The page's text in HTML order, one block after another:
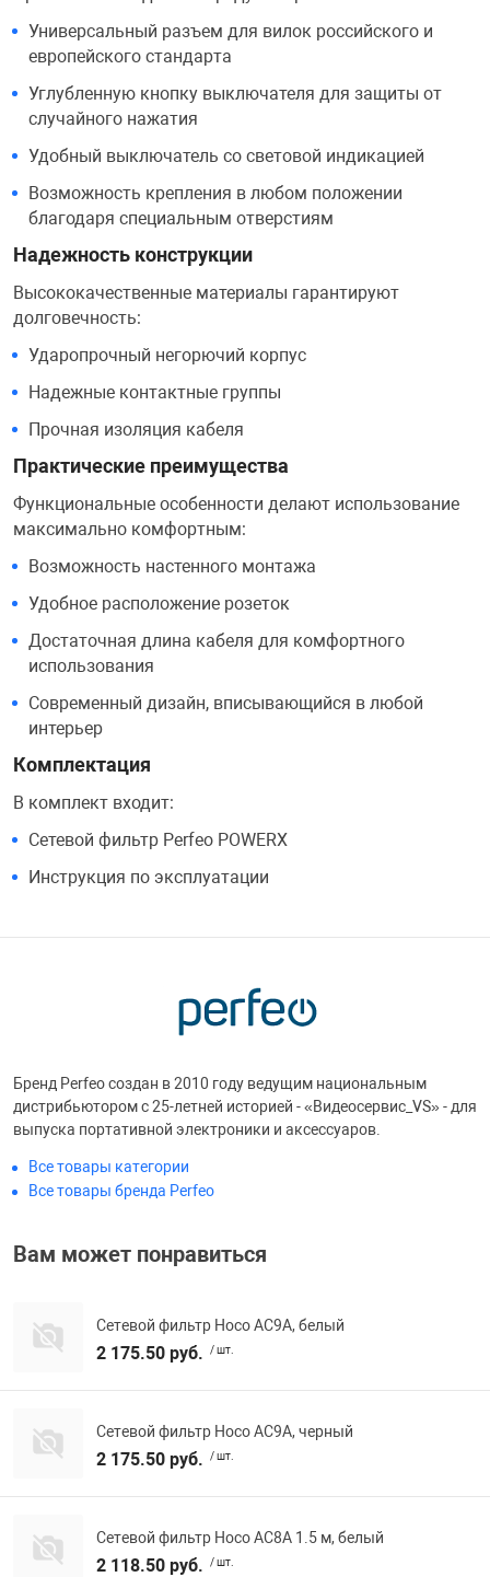
Чехлы для
Развивающие
Универсальный разъем для вилок российского и
европейского стандарта
Углубленную кнопку выключателя для защиты от
случайного нажатия
Удобный выключатель со световой индикацией
Возможность крепления в любом положении
благодаря специальным отверстиям
Надежность конструкции
Высококачественные материалы гарантируют
долговечность:
Ударопрочный негорючий корпус
Надежные контактные группы
Прочная изоляция кабеля
Практические преимущества
Функциональные особенности делают использование
максимально комфортным:
Возможность настенного монтажа
Удобное расположение розеток
Достаточная длина кабеля для комфортного
использования
Современный дизайн, вписывающийся в любой
интерьер
Комплектация
В комплект входит:
Сетевой фильтр Perfeo POWERX
Инструкция по эксплуатации
Бренд Perfeo создан в 2010 году ведущим национальным
дистрибьютором с 25-летней историей - «Видеосервис_VS» - для
выпуска портативной электроники и аксессуаров.
Все товары категории
Все товары бренда Perfeo
Вам может понравиться
Сетевой фильтр Hoco AC9A, белый
2 175.50 руб. / шт.
Сетевой фильтр Hoco AC9A, черный
2 175.50 руб. / шт.
Сетевой фильтр Hoco AC8A 1.5 м, белый
2 118.50 руб. / шт.